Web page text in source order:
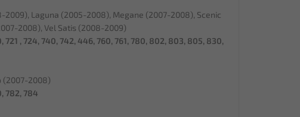
2009), Laguna (2005-2008), Megane (2007-2008), Scenic
2008), Vel Satis (2008-2009)
721 , 724, 740, 742, 446, 760, 761, 780, 802, 803, 805, 830,
(2007-2008)
782, 784